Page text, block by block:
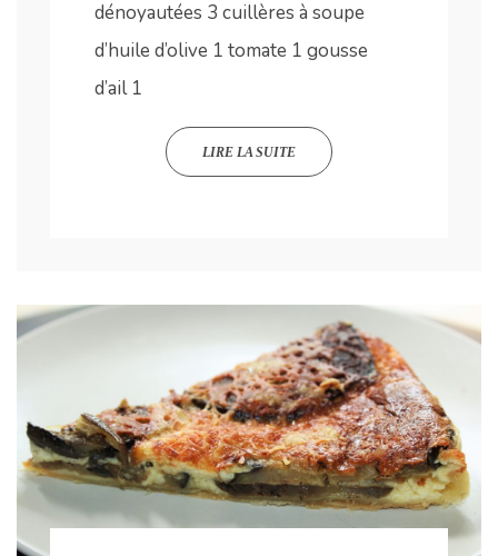
dénoyautées 3 cuillères à soupe
d’huile d’olive 1 tomate 1 gousse
d’ail 1
LIRE LA SUITE